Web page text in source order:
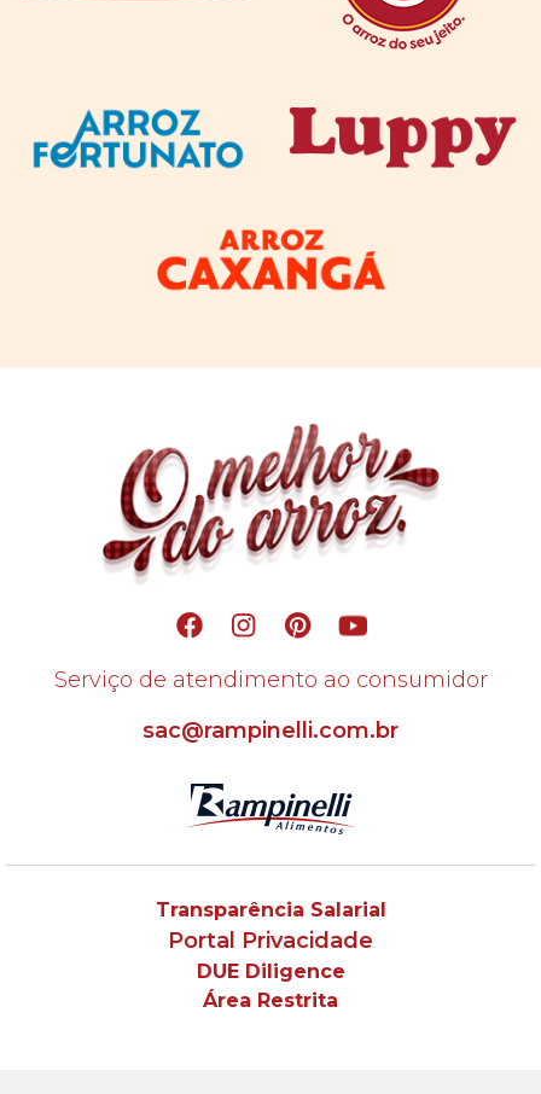
Serviço de atendimento ao consumidor
sac@rampinelli.com.br
Transparência Salarial
Portal Privacidade
DUE Diligence
Área Restrita